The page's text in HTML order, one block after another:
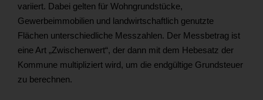
variiert. Dabei gelten für Wohngrundstücke,
Gewerbeimmobilien und landwirtschaftlich genutzte
Flächen unterschiedliche Messzahlen. Der Messbetrag ist
eine Art „Zwischenwert“, der dann mit dem Hebesatz der
Kommune multipliziert wird, um die endgültige Grundsteuer
zu berechnen.